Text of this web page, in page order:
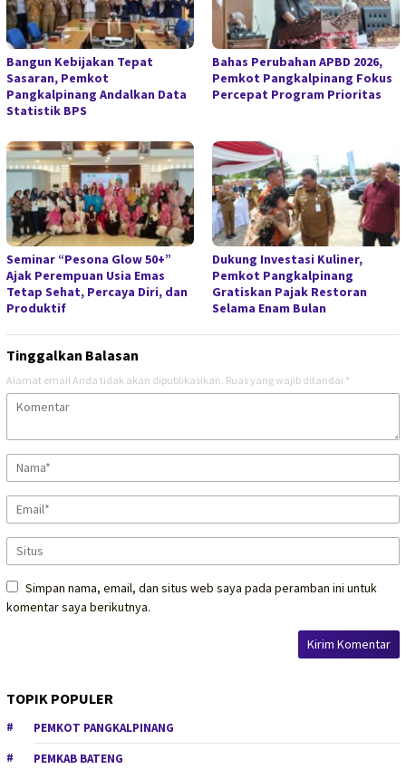
Bangun Kebijakan Tepat
Sasaran, Pemkot
Pangkalpinang Andalkan Data
Statistik BPS
Bahas Perubahan APBD 2026,
Pemkot Pangkalpinang Fokus
Percepat Program Prioritas
Seminar “Pesona Glow 50+”
Ajak Perempuan Usia Emas
Tetap Sehat, Percaya Diri, dan
Produktif
Dukung Investasi Kuliner,
Pemkot Pangkalpinang
Gratiskan Pajak Restoran
Selama Enam Bulan
Tinggalkan Balasan
Alamat email Anda tidak akan dipublikasikan. Ruas yang wajib ditandai *
Simpan nama, email, dan situs web saya pada peramban ini untuk
komentar saya berikutnya.
TOPIK POPULER
PEMKOT PANGKALPINANG
PEMKAB BATENG